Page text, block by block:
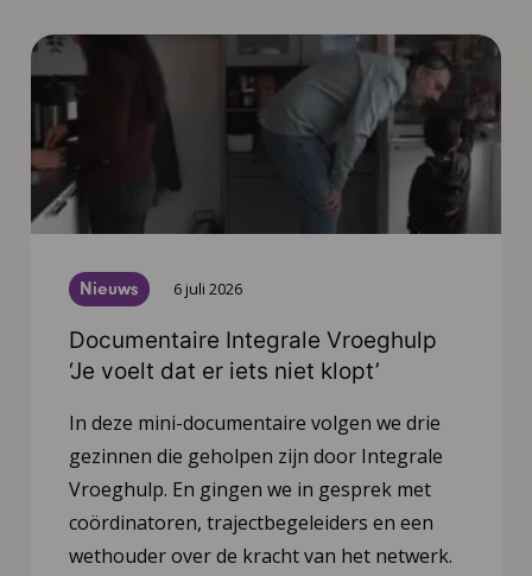
Nieuws 6 juli 2026
Documentaire Integrale Vroeghulp
‘Je voelt dat er iets niet klopt’
In deze mini-documentaire volgen we drie
gezinnen die geholpen zijn door Integrale
Vroeghulp. En gingen we in gesprek met
coördinatoren, trajectbegeleiders en een
wethouder over de kracht van het netwerk.